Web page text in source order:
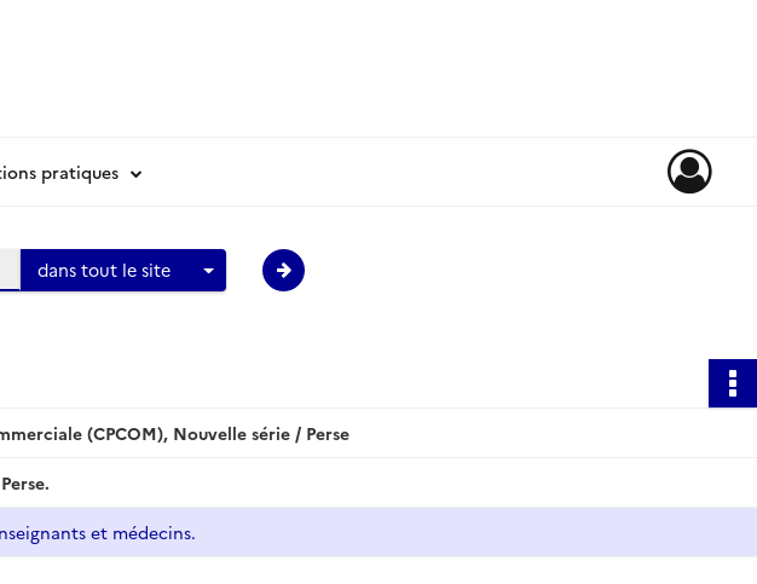
pratiques
dans tout le site
(CPCOM), Nouvelle série / Perse
et médecins.